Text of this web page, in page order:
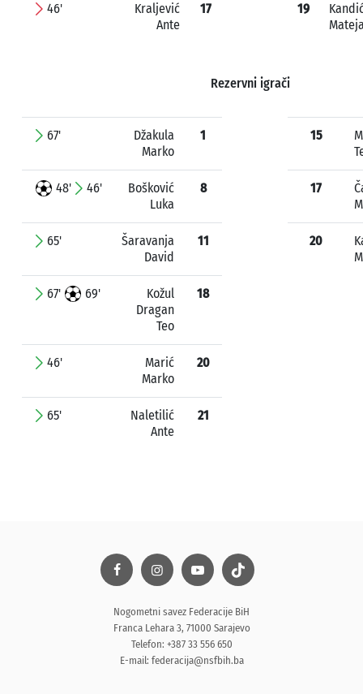
46'
Kraljević
Ante
17 19
Rezervni igrači
67'
Džakula
Marko
1
48' 46'
Bošković
Luka
8
65'
Šaravanja
David
11
67' 69'
Kožul
Dragan
Teo
18
46'
Marić
Marko
20
65'
Naletilić
Ante
21
15
17
20
Nogometni savez Federacije BiH
Franca Lehara 3, 71000 Sarajevo
Telefon: +387 33 556 650
E-mail: federacija@nsfbih.ba